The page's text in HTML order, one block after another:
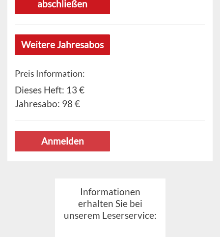
abschließen
Weitere Jahresabos
Preis Information:
Dieses Heft: 13 €
Jahresabo: 98 €
Anmelden
Informationen
erhalten Sie bei
unserem Leserservice: